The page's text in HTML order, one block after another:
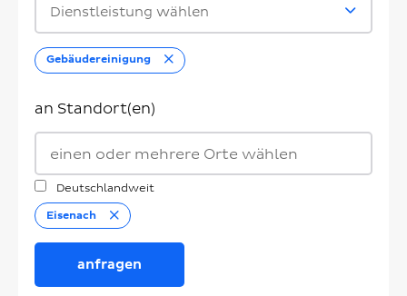
Dienstleistung wählen
Gebäudereinigung Entfernen
an Standort(en)
Deutschlandweit
Eisenach
Entfernen
anfragen